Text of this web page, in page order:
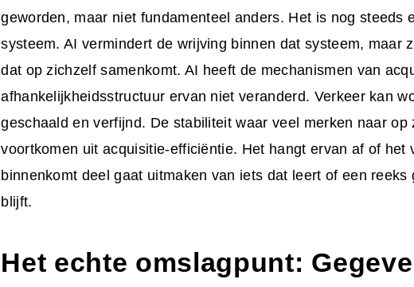
geworden, maar niet fundamenteel anders. Het is nog steeds
systeem. AI vermindert de wrijving binnen dat systeem, maar
dat op zichzelf samenkomt. AI heeft de mechanismen van
afhankelijkheidsstructuur ervan niet veranderd. Verkeer kan
geschaald en verfijnd. De stabiliteit waar veel merken naar op
voortkomen uit acquisitie-efficiëntie. Het hangt ervan af of het
binnenkomt deel gaat uitmaken van iets dat leert of een
blijft.
Het echte omslagpunt: